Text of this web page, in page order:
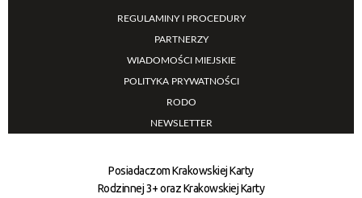
REGULAMINY I PROCEDURY
PARTNERZY
WIADOMOŚCI MIEJSKIE
POLITYKA PRYWATNOŚCI
RODO
NEWSLETTER
Posiadaczom Krakowskiej Karty
Rodzinnej 3+ oraz Krakowskiej Karty